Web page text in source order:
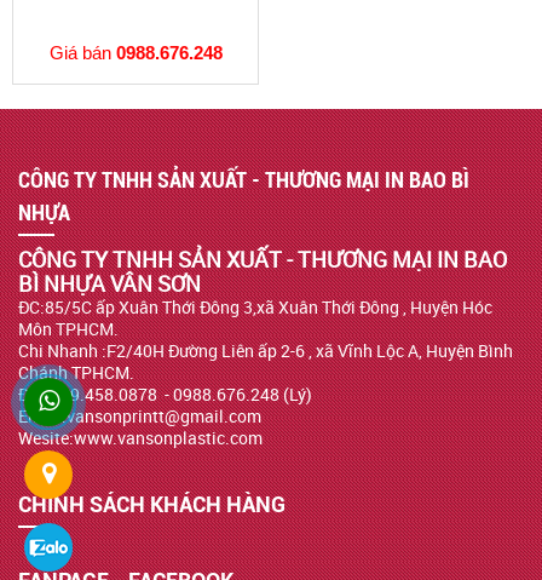
Giá bán 0988.676.248
CÔNG TY TNHH SẢN XUẤT - THƯƠNG MẠI IN BAO BÌ
NHỰA
CÔNG TY TNHH SẢN XUẤT - THƯƠNG MẠI IN BAO
BÌ NHỰA VÂN SƠN
ĐC:85/5C ấp Xuân Thới Đông 3,xã Xuân Thới Đông , Huyện Hóc
Môn TPHCM.
Chi Nhanh :F2/40H Đường Liên ấp 2-6 , xã Vĩnh Lộc A, Huyện Bình
Chánh TPHCM.
ĐT : 039.458.0878 - 0988.676.248 (Lý)
Email:vansonprintt@gmail.com
Wesite:www.vansonplastic.com
CHÍNH SÁCH KHÁCH HÀNG